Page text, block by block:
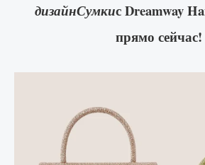
дизайнСумкис Dreamway
прямо сейчас!